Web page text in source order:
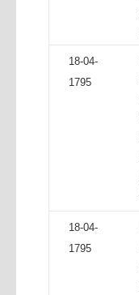
18-04-
1795
18-04-
1795